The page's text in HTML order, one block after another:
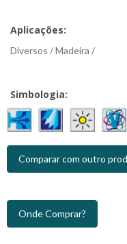
Aplicações:
Diversos / Madeira /
Simbologia:
Comparar com outro
Onde Comprar?